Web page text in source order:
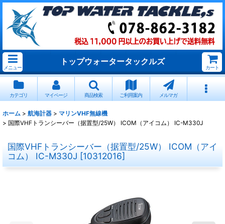
メニュー
トップウォータータックルズ
カート
カテゴリ マイページ 商品検索 ご利用案内 メルマガ
ホーム > 航海計器 > マリンVHF無線機
> 国際VHFトランシーバー（据置型/25W） ICOM（アイコム） IC-M330J
国際VHFトランシーバー（据置型/25W） ICOM（アイ
コム） IC-M330J [10312016]